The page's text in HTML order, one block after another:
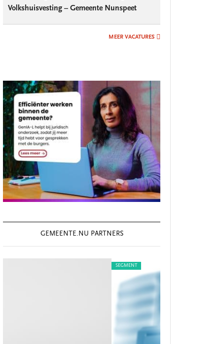
Volkshuisvesting – Gemeente Nunspeet
MEER VACATURES
GEMEENTE.NU PARTNERS